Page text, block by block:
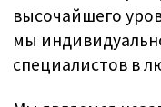
ЗАДАТЬ ВОПРОС В